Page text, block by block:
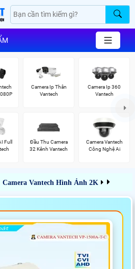
Camera Ip Thân
Vantech
Camera Ip 360
Vantech
Full
Đầu Thu Camera
32 Kênh Vantech
Camera Vantech
Công Nghệ Ai
Camera Vantech Hình Ảnh 2K